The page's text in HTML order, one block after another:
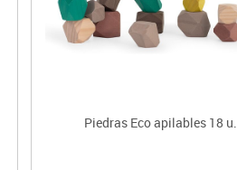
Piedras Eco apilables 18 u.